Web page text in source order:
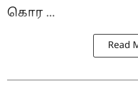
கொர ...
Read